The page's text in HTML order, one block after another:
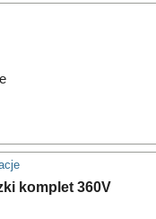
komplet 360V